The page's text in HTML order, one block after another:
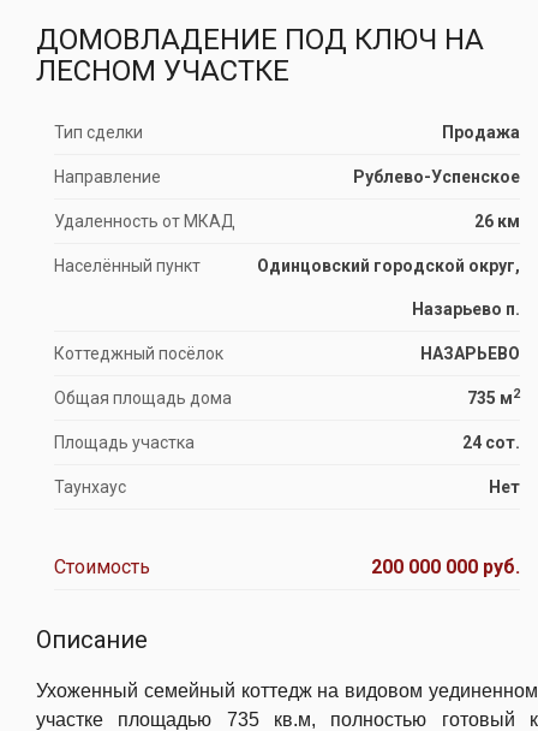
ДОМОВЛАДЕНИЕ ПОД КЛЮЧ НА
ЛЕСНОМ УЧАСТКЕ
Тип сделки Продажа
Направление Рублево-Успенское
Удаленность от МКАД 26 км
Населённый пункт Одинцовский городской округ,
Назарьево п.
Коттеджный посёлок НАЗАРЬЕВО
Общая площадь дома 735 м2
Площадь участка 24 сот.
Таунхаус Нет
Стоимость 200 000 000 руб.
Описание
Ухоженный семейный коттедж на видовом уединенном
участке площадью 735 кв.м, полностью готовый к